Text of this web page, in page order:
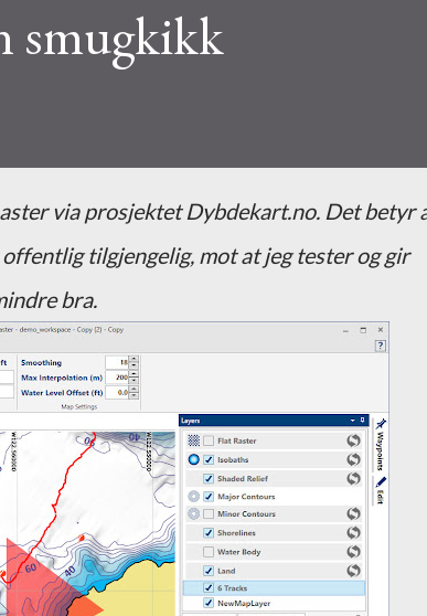
smugkikk
tilgjengelig, mot at jeg tester og gir
bra.